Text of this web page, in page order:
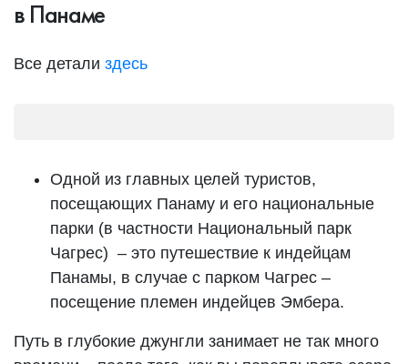
в Панаме
Все детали здесь
Одной из главных целей туристов,
посещающих Панаму и его национальные
парки (в частности Национальный парк
Чагрес) – это путешествие к индейцам
Панамы, в случае с парком Чагрес –
посещение племен индейцев Эмбера.
Путь в глубокие джунгли занимает не так много